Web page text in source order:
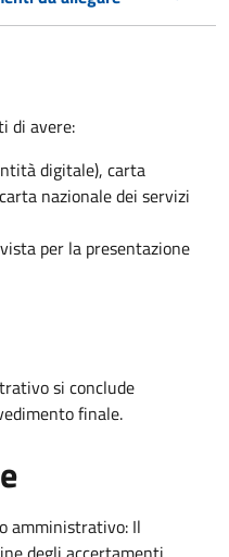
di avere:
digitale), carta
nazionale dei servizi
per la presentazione
si conclude
finale.
amministrativo: Il